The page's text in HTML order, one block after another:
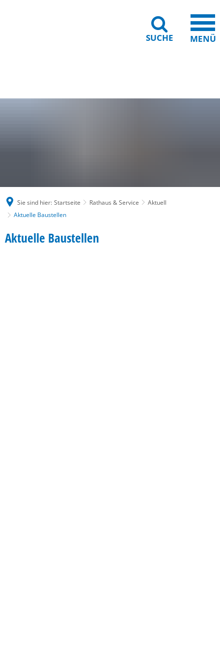
SUCHE MENÜ
Sie sind hier: Startseite Rathaus & Service
Aktuell
Aktuelle Baustellen
Aktuelle
Aktuelle Baustellen